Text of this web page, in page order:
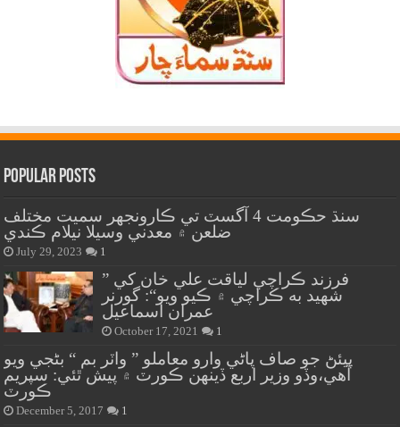
Popular Posts
سنڌ حڪومت 4 آگسٽ تي ڪارونجهر سميت مختلف
ضلعن ۾ معدني وسيلا نيلام ڪندي
July 29, 2023 1
” فرزند ڪراچي لياقت علي خان کي
شهيد به ڪراچي ۾ ڪيو ويو“: گورنر
عمران اسماعيل
October 17, 2021 1
پيئڻ جو صاف پاڻي وارو معاملو ” واٽر بم “ بڻجي ويو
آهي،وڏو وزير اربع ڏينهن ڪورٽ ۾ پيش ٿئي: سپريم
ڪورٽ
December 5, 2017 1